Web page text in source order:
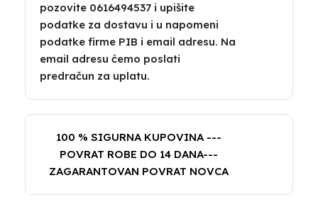
pozovite 0616494537 i upišite
podatke za dostavu i u napomeni
podatke firme PIB i email adresu. Na
email adresu ćemo poslati
predračun za uplatu.
100 % SIGURNA KUPOVINA ---
POVRAT ROBE DO 14 DANA---
ZAGARANTOVAN POVRAT NOVCA